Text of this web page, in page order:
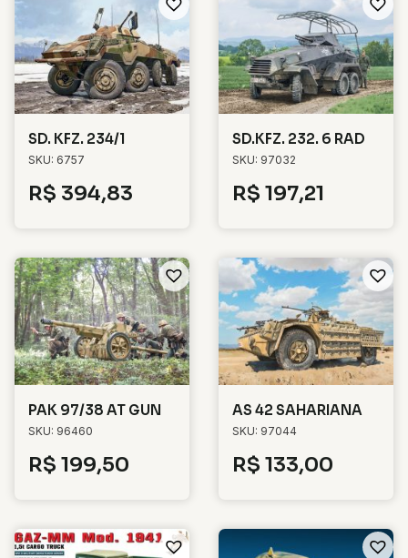
SD. KFZ. 234/1
SKU: 6757
R$ 394,83
SD.KFZ. 232. 6 RAD
SKU: 97032
R$ 197,21
PAK 97/38 AT GUN
SKU: 96460
R$ 199,50
AS 42 SAHARIANA
SKU: 97044
R$ 133,00